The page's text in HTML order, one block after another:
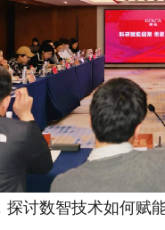
数智技术如何赋